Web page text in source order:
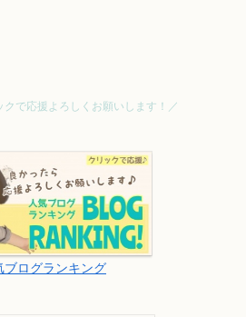
クで応援よろしくお願いします！／
ブログランキング